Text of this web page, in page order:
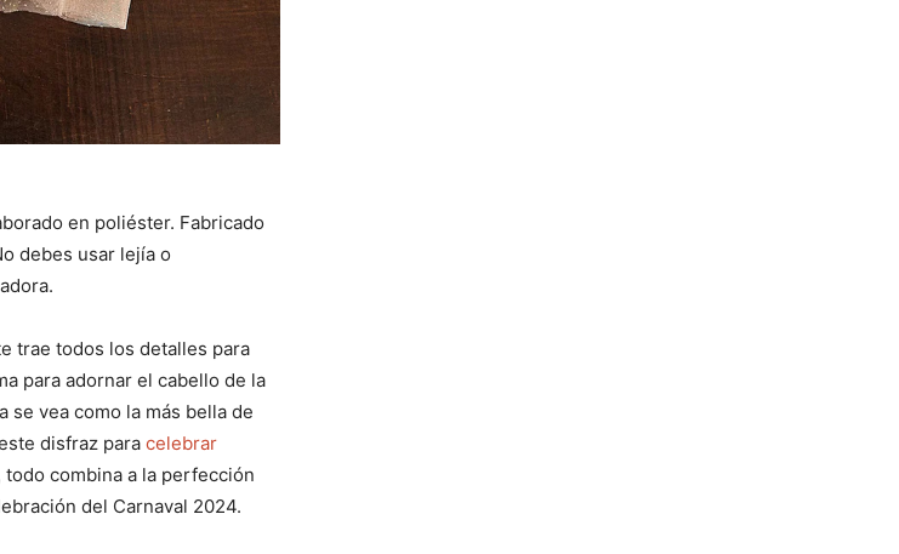
en poliéster. Fabricado
debes usar lejía o
trae todos los detalles para
para adornar el cabello de la
vea como la más bella de
disfraz para celebrar
todo combina a la perfección
del Carnaval 2024.